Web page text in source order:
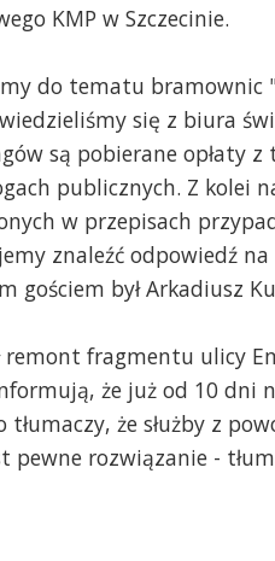
KMP w Szczecinie.
do tematu bramownic
się z biura
są pobierane opłaty z
publicznych. Z kolei
w przepisach
znaleźć odpowiedź
gościem był Arkadiusz
remont fragmentu ulicy
że już od 10 dni
tłumaczy, że służby z
pewne rozwiązanie -